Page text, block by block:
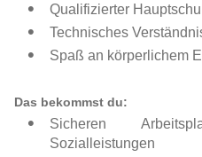
Qualifizierter
Technisches
Spaß an körperlichem
Das bekommst du:
Sicheren
Sozialleistungen